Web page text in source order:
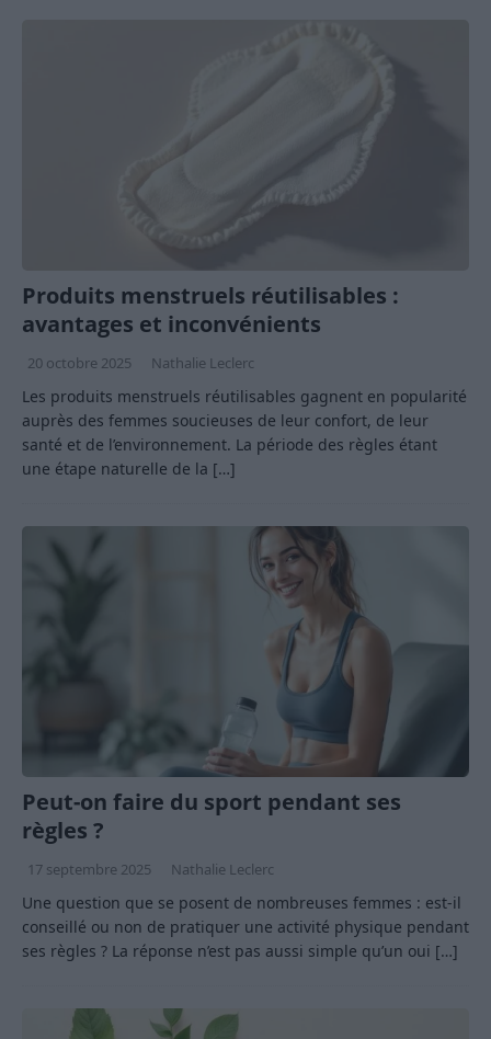
Produits menstruels réutilisables :
avantages et inconvénients
20 octobre 2025 Nathalie Leclerc
Les produits menstruels réutilisables gagnent en popularité
auprès des femmes soucieuses de leur confort, de leur
santé et de l’environnement. La période des règles étant
une étape naturelle de la […]
Peut-on faire du sport pendant ses
règles ?
17 septembre 2025 Nathalie Leclerc
Une question que se posent de nombreuses femmes : est-il
conseillé ou non de pratiquer une activité physique pendant
ses règles ? La réponse n’est pas aussi simple qu’un oui […]